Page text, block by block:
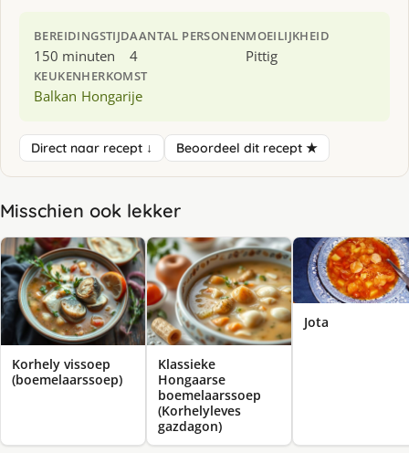
BEREIDINGSTIJD
150 minuten
AANTAL PERSONEN
4
MOEILIJKHEID
Pittig
KEUKEN
Balkan
HERKOMST
Hongarije
Direct naar recept ↓ Beoordeel dit recept ★
Misschien ook lekker
Korhely vissoep
(boemelaarssoep)
Klassieke
Hongaarse
boemelaarssoep
(Korhelyleves
gazdagon)
Jota